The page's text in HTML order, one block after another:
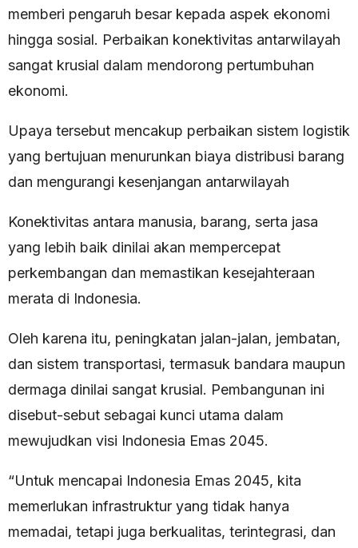
memberi pengaruh besar kepada aspek ekonomi
hingga sosial. Perbaikan konektivitas antarwilayah
sangat krusial dalam mendorong pertumbuhan
ekonomi.
Upaya tersebut mencakup perbaikan sistem logistik
yang bertujuan menurunkan biaya distribusi barang
dan mengurangi kesenjangan antarwilayah
Konektivitas antara manusia, barang, serta jasa
yang lebih baik dinilai akan mempercepat
perkembangan dan memastikan kesejahteraan
merata di Indonesia.
Oleh karena itu, peningkatan jalan-jalan, jembatan,
dan sistem transportasi, termasuk bandara maupun
dermaga dinilai sangat krusial. Pembangunan ini
disebut-sebut sebagai kunci utama dalam
mewujudkan visi Indonesia Emas 2045.
“Untuk mencapai Indonesia Emas 2045, kita
memerlukan infrastruktur yang tidak hanya
memadai, tetapi juga berkualitas, terintegrasi, dan